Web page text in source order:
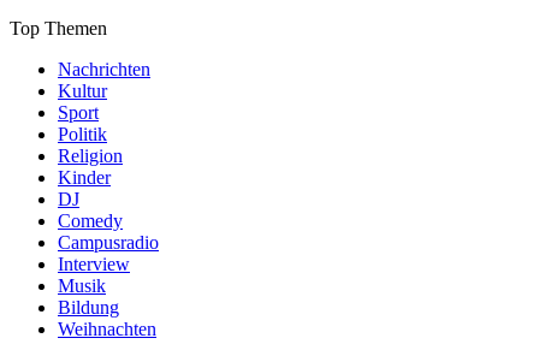
Top Themen
Nachrichten
Kultur
Sport
Politik
Religion
Kinder
DJ
Comedy
Campusradio
Interview
Musik
Bildung
Weihnachten